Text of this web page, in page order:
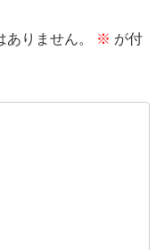
りません。 ※ が付